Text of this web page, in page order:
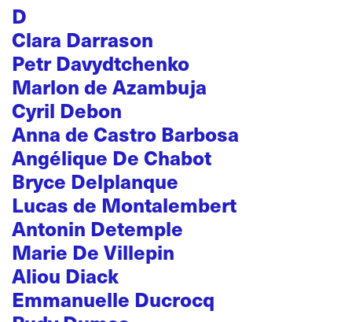
D
Clara Darrason
Petr Davydtchenko
Marlon de Azambuja
Cyril Debon
Anna de Castro Barbosa
Angélique De Chabot
Bryce Delplanque
Lucas de Montalembert
Antonin Detemple
Marie De Villepin
Aliou Diack
Emmanuelle Ducrocq